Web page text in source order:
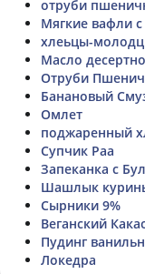
отруби
Мягкие вафли
хлеьцы-
Масло
Отруби
Банановый
Омлет
поджаренный
Супчик Раа
Запеканка с
Шашлык
Сырники 9%
Веганский
Пудинг
Локедра